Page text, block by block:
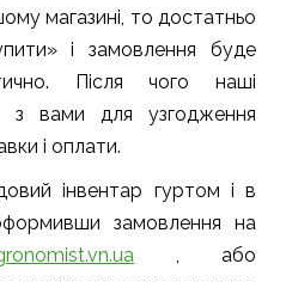
магазині, то достатньо
і замовлення буде
Після чого наші
з вами для узгодження
і оплати.
інвентар гуртом і в
замовлення на
, або